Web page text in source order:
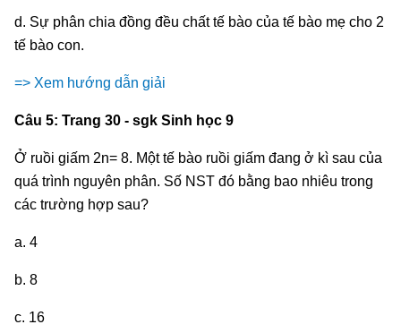
d. Sự phân chia đồng đều chất tế bào của tế bào mẹ cho 2
tế bào con.
=> Xem hướng dẫn giải
Câu 5: Trang 30 - sgk Sinh học 9
Ở ruồi giấm 2n= 8. Một tế bào ruồi giấm đang ở kì sau của
quá trình nguyên phân. Số NST đó bằng bao nhiêu trong
các trường hợp sau?
a. 4
b. 8
c. 16